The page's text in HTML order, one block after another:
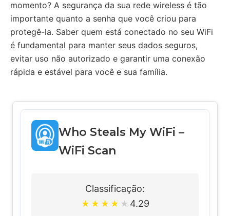
momento? A segurança da sua rede wireless é tão
importante quanto a senha que você criou para
protegê-la. Saber quem está conectado no seu WiFi
é fundamental para manter seus dados seguros,
evitar uso não autorizado e garantir uma conexão
rápida e estável para você e sua família.
Who Steals My WiFi –
WiFi Scan
Classificação:
★ ★ ★ ★ ★ 4.29